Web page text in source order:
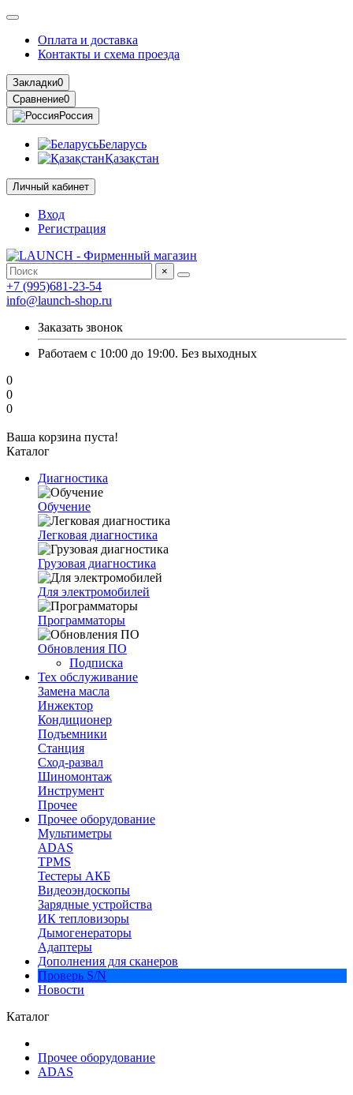
Оплата и доставка
Контакты и схема проезда
Закладки0
Сравнение0
Россия
Беларусь
Қазақстан
Личный кабинет
Вход
Регистрация
×
+7 (995)681-23-54
info@launch-shop.ru
Заказать звонок
Работаем с 10:00 до 19:00. Без выходных
0
0
0
Ваша корзина пуста!
Каталог
Диагностика
Обучение
Легковая диагностика
Грузовая диагностика
Для электромобилей
Программаторы
Обновления ПО
Подписка
Тех обслуживание
Замена масла
Инжектор
Кондиционер
Подъемники
Станция
Сход-развал
Шиномонтаж
Инструмент
Прочее
Прочее оборудование
Мультиметры
ADAS
TPMS
Тестеры АКБ
Видеоэндоскопы
Зарядные устройства
ИК тепловизоры
Дымогенераторы
Адаптеры
Дополнения для сканеров
Проверь S/N
Новости
Каталог
Прочее оборудование
ADAS